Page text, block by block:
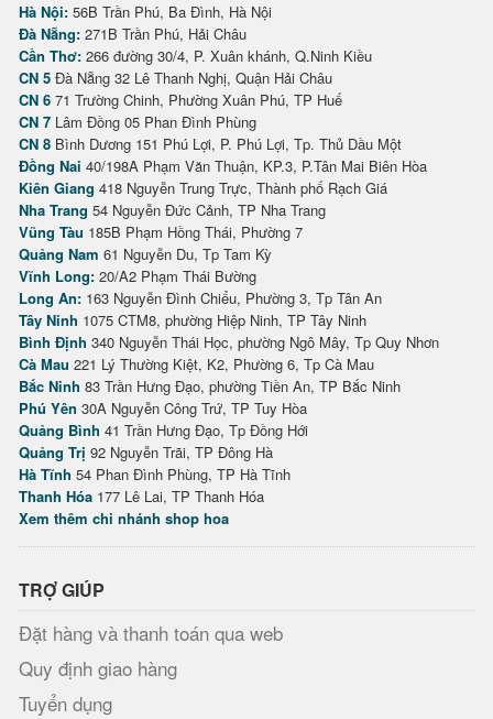
Hà Nội: 56B Trần Phú, Ba Đình, Hà Nội
Đà Nẵng: 271B Trần Phú, Hải Châu
Cần Thơ: 266 đường 30/4, P. Xuân khánh, Q.Ninh Kiều
CN 5 Đà Nẵng 32 Lê Thanh Nghị, Quận Hải Châu
CN 6 71 Trường Chinh, Phường Xuân Phú, TP Huế
CN 7 Lâm Đồng 05 Phan Đình Phùng
CN 8 Bình Dương 151 Phú Lợi, P. Phú Lợi, Tp. Thủ Dầu Một
Đồng Nai 40/198A Phạm Văn Thuận, KP.3, P.Tân Mai Biên Hòa
Kiên Giang 418 Nguyễn Trung Trực, Thành phố Rạch Giá
Nha Trang 54 Nguyễn Đức Cảnh, TP Nha Trang
Vũng Tàu 185B Phạm Hồng Thái, Phường 7
Quảng Nam 61 Nguyễn Du, Tp Tam Kỳ
Vĩnh Long: 20/A2 Phạm Thái Bường
Long An: 163 Nguyễn Đình Chiểu, Phường 3, Tp Tân An
Tây Ninh 1075 CTM8, phường Hiệp Ninh, TP Tây Ninh
Bình Định 340 Nguyễn Thái Học, phường Ngô Mây, Tp Quy Nhơn
Cà Mau 221 Lý Thường Kiệt, K2, Phường 6, Tp Cà Mau
Bắc Ninh 83 Trần Hưng Đạo, phường Tiền An, TP Bắc Ninh
Phú Yên 30A Nguyễn Công Trứ, TP Tuy Hòa
Quảng Bình 41 Trần Hưng Đạo, Tp Đồng Hới
Quảng Trị 92 Nguyễn Trãi, TP Đông Hà
Hà Tĩnh 54 Phan Đình Phùng, TP Hà Tĩnh
Thanh Hóa 177 Lê Lai, TP Thanh Hóa
Xem thêm chi nhánh shop hoa
TRỢ GIÚP
Đặt hàng và thanh toán qua web
Quy định giao hàng
Tuyển dụng